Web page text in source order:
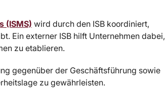
(ISMS) wird durch den ISB koordiniert,
Ein externer ISB hilft Unternehmen dabei,
zu etablieren.
gegenüber der Geschäftsführung sowie
zu gewährleisten.